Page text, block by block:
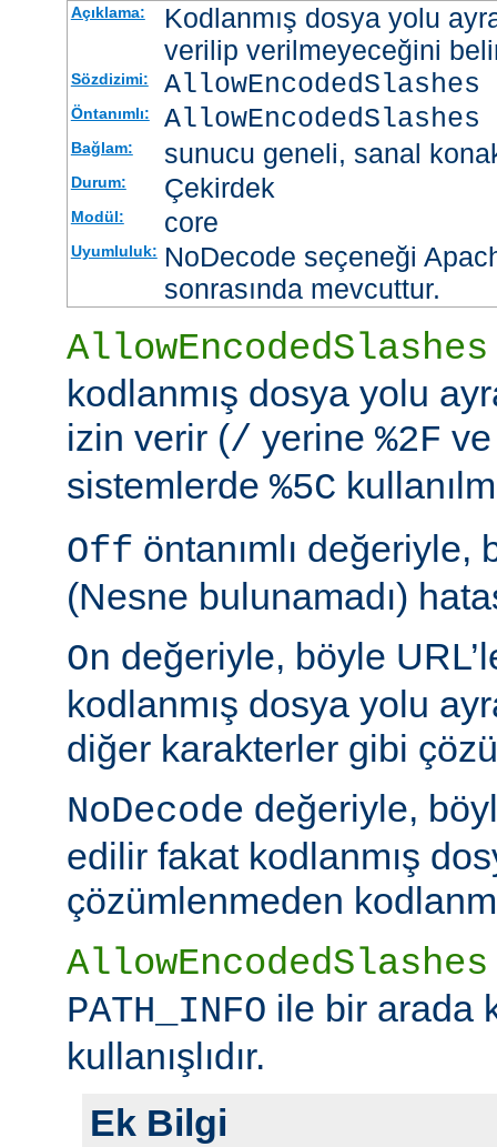
Açıklama:
Kodlanmış dosya yolu
verilip verilmeyeceğini
Sözdizimi: AllowEncodedSlashes
Öntanımlı:
Bağlam: sunucu geneli, sanal
Durum: Çekirdek
Modül: core
Uyumluluk: NoDecode seçeneği
sonrasında mevcuttur.
AllowEncodedSlashes
kodlanmış dosya yolu
izin verir (/ yerine %2F
sistemlerde %5C
Off öntanımlı değeriyle,
(Nesne bulunamadı)
On değeriyle, böyle
kodlanmış dosya yolu
diğer karakterler gibi
NoDecode değeriyle,
edilir fakat kodlanmış
çözümlenmeden
AllowEncodedSlashes
PATH_INFO ile bir arada
kullanışlıdır.
Ek Bilgi